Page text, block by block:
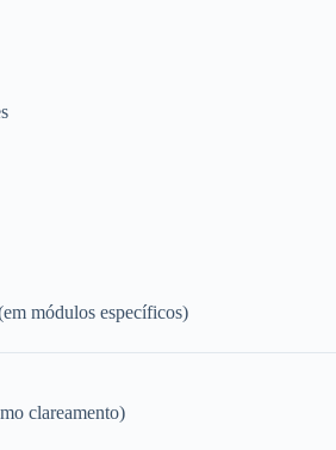
módulos específicos)
clareamento)